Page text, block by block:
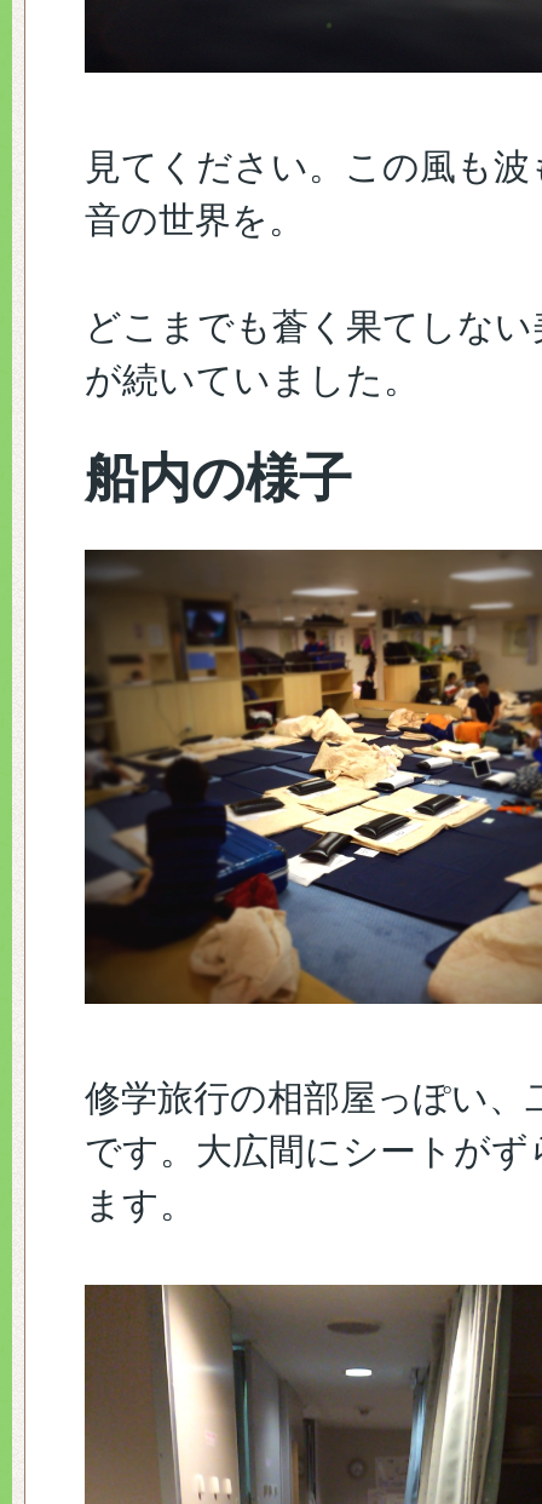
見てください。この風も
音の世界を。
どこまでも蒼く果てしな
が続いていました。
船内の様子
修学旅行の相部屋っぽい、
です。大広間にシートがず
ます。